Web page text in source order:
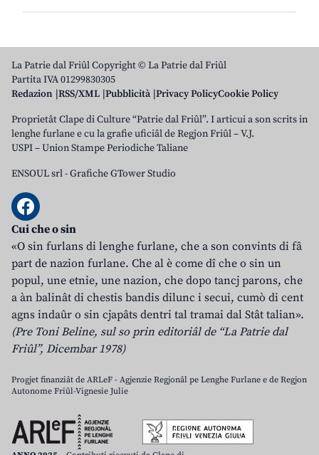
La Patrie dal Friûl Copyright © La Patrie dal Friûl
Partita IVA 01299830305
Redazion RSS/XML Pubblicità Privacy PolicyCookie Policy
Proprietât Clape di Culture “Patrie dal Friûl”. I articui a son scrits in
lenghe furlane e cu la grafie uficiâl de Regjon Friûl – V.J.
USPI – Union Stampe Periodiche Taliane
ENSOUL srl-Grafiche GTower Studio
Cui che o sin
«O sin furlans di lenghe furlane, che a son convints di fâ
part de nazion furlane. Che al è come dî che o sin un
popul, une etnie, une nazion, che dopo tancj parons, che
a àn balinât di chestis bandis dilunc i secui, cumò di cent
agns indaûr o sin cjapâts dentri tal tramai dal Stât talian».
(Pre Toni Beline, sul so prin editoriâl de “La Patrie dal
Friûl”, Dicembar 1978)
Progjet finanziât de ARLeF - Agjenzie Regjonâl pe Lenghe Furlane e de Regjon
Autonome Friûl-Vignesie Julie